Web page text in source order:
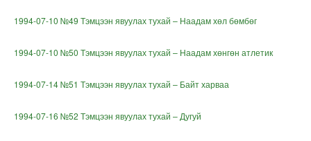
1994-07-10 №49 Тэмцээн явуулах тухай – Наадам хөл бөмбөг
1994-07-10 №50 Тэмцээн явуулах тухай – Наадам хөнгөн атлетик
1994-07-14 №51 Тэмцээн явуулах тухай – Байт харваа
1994-07-16 №52 Тэмцээн явуулах тухай – Дугуй